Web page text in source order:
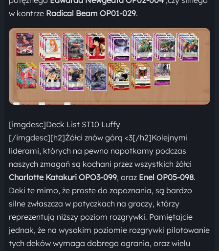
w kontrze Radical Beam OP01-029.
[imgdesc]Deck List ST10 Luffy
[/imgdesc][h2]Żółci znów górą <3[/h2]Kolejnymi
liderami, których na pewno napotkamy podczas
naszych zmagań są kochani przez wszystkich żółci
Charlotte Katakuri OPO3-099, oraz Enel OP05-098.
Deki te mimo, że proste do zapoznania, są bardzo
silne zwłaszcza w potyczkach na graczy, którzy
reprezentują niższy poziom rozgrywki. Pamiętajcie
jednak, że na wysokim poziomie rozgrywki pilotowanie
tych deków wymaga dobrego ogrania, oraz wielu